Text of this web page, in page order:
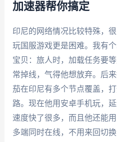
加速器帮你搞定
印尼的网络情况比较特殊，
玩国服游戏更是困难。我有
宝贝：旅人时，加载任务要
常掉线，气得他想放弃。后
茄在印尼有多个节点覆盖，
路。现在他用安卓手机玩，
速度快了很多，而且他还能
多端同时在线，不用来回切